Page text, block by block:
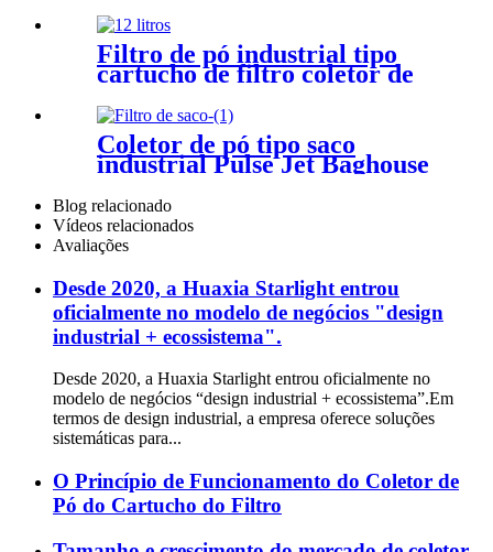
Filtro de pó industrial tipo
cartucho de filtro coletor de
Coletor de pó tipo saco
industrial Pulse Jet Baghouse
Blog relacionado
Vídeos relacionados
Avaliações
Desde 2020, a Huaxia Starlight entrou
oficialmente no modelo de negócios "design
industrial + ecossistema".
Desde 2020, a Huaxia Starlight entrou oficialmente no
modelo de negócios “design industrial + ecossistema”.Em
termos de design industrial, a empresa oferece soluções
sistemáticas para...
O Princípio de Funcionamento do Coletor de
Pó do Cartucho do Filtro